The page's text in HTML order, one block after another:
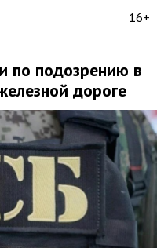
16+
по подозрению в
дороге